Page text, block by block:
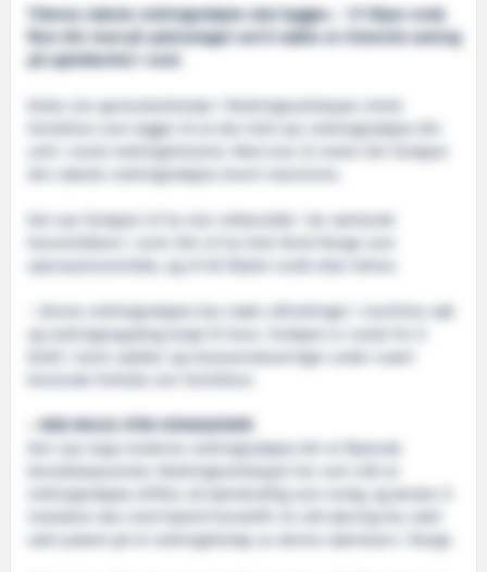
Tidenes største redningsskøyte skal bygges. – Vi håper enda
flere blir med på spleiselaget ved å støtte en historisk satsing
på sjøsikkerhet i nord.
Dette sier generalsekretær i Redningsselskapet, Grete
Herlofson som legger til at den helt nye redningsskøyta blir
unik i norsk redningshistorie. Med sine 32 meter blir fartøyet
den største redningsskøyta levert noensinne.
Det nye fartøyet vil ha stor rekkevidde i de værharde
havområdene i nord. Det vil ha hele Nord-Norge som
operasjonsområde, og vil bli flyttet rundt etter behov.
– Denne redningsskøyta kan møte utfordringer i maritime søk
og redningsoppdrag langt til havs. Fartøyet er rustet for å
bistå i store ulykker og masseevakueringer under svært
krevende forhold, sier Herlofson.
– IKKE MULIG UTEN DONASJONER
Den nye topp moderne redningsskøyta blir et flytende
beredskapssenter. Redningsselskapet har som mål at
redningsskøyta driftes så bærekraftig som mulig, og ønsker å
installere den med hybrid fremdrift. En slik løsning har aldri
vært prøvet på et redningsfartøy av denne størrelsen i Norge.